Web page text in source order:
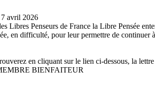
7 avril 2026
Libres Penseurs de France la Libre Pensée
en difficulté, pour leur permettre de
en cliquant sur le lien ci-dessous, la
BIENFAITEUR